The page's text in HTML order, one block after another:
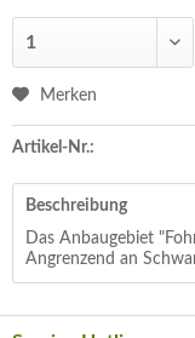
Merken
Artikel-Nr.:
Beschreibung
Das Anbaugebiet
Angrenzend an